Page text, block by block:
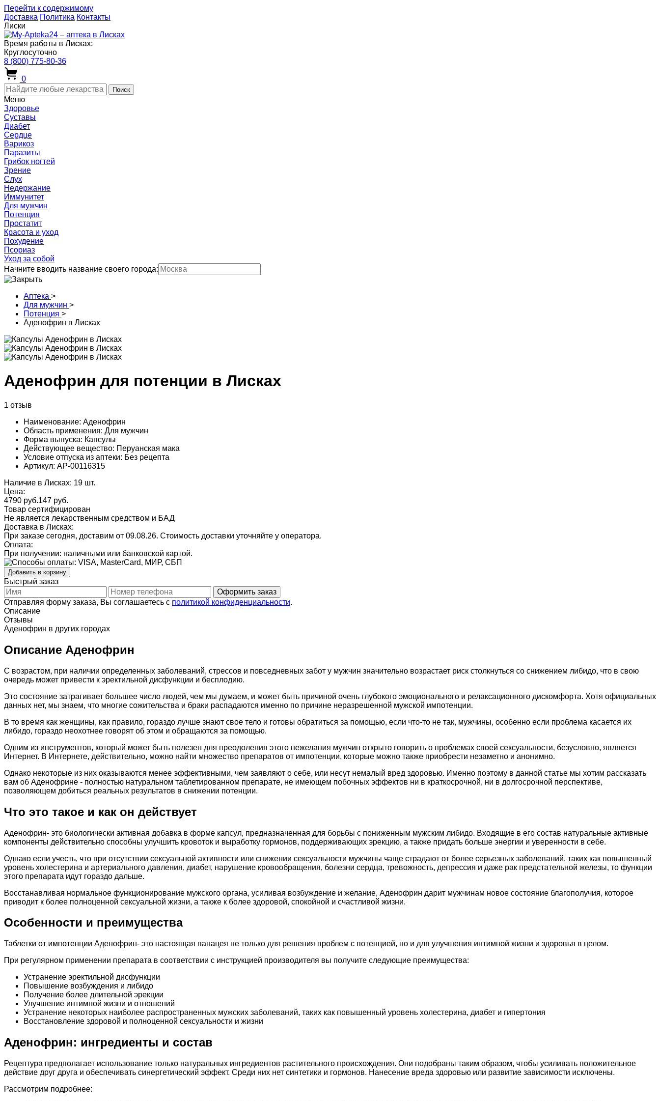
Перейти к содержимому
Доставка Политика Контакты
Лиски
Время работы в Лисках:
Круглосуточно
8 (800) 775-80-36
0
Поиск
Меню
Здоровье
Суставы
Диабет
Сердце
Варикоз
Паразиты
Грибок ногтей
Зрение
Слух
Недержание
Иммунитет
Для мужчин
Потенция
Простатит
Красота и уход
Похудение
Псориаз
Уход за собой
Начните вводить название своего города:
Аптека >
Для мужчин >
Потенция >
Аденофрин в Лисках
Аденофрин для потенции в Лисках
1 отзыв
Наименование: Аденофрин
Область применения: Для мужчин
Форма выпуска: Капсулы
Действующее вещество: Перуанская мака
Условие отпуска из аптеки: Без рецепта
Артикул: AP-00116315
Наличие в Лисках: 19 шт.
Цена:
4790 руб.147 руб.
Товар сертифицирован
Не является лекарственным средством и БАД
Доставка в Лисках:
При заказе сегодня, доставим от 09.08.26. Стоимость доставки уточняйте у оператора.
Оплата:
При получении: наличными или банковской картой.
Добавить в корзину
Быстрый заказ
Отправляя форму заказа, Вы соглашаетесь с политикой конфиденциальности.
Описание
Отзывы
Аденофрин в других городах
Описание Аденофрин
С возрастом, при наличии определенных заболеваний, стрессов и повседневных забот у мужчин значительно возрастает риск столкнуться со снижением либидо, что в свою
очередь может привести к эректильной дисфункции и бесплодию.
Это состояние затрагивает большее число людей, чем мы думаем, и может быть причиной очень глубокого эмоционального и релаксационного дискомфорта. Хотя официальных
данных нет, мы знаем, что многие сожительства и браки распадаются именно по причине неразрешенной мужской импотенции.
В то время как женщины, как правило, гораздо лучше знают свое тело и готовы обратиться за помощью, если что-то не так, мужчины, особенно если проблема касается их
либидо, гораздо неохотнее говорят об этом и обращаются за помощью.
Одним из инструментов, который может быть полезен для преодоления этого нежелания мужчин открыто говорить о проблемах своей сексуальности, безусловно, является
Интернет. В Интернете, действительно, можно найти множество препаратов от импотенции, которые можно также приобрести незаметно и анонимно.
Однако некоторые из них оказываются менее эффективными, чем заявляют о себе, или несут немалый вред здоровью. Именно поэтому в данной статье мы хотим рассказать
вам об Аденофрине - полностью натуральном таблетированном препарате, не имеющем побочных эффектов ни в краткосрочной, ни в долгосрочной перспективе,
позволяющем добиться реальных результатов в снижении потенции.
Что это такое и как он действует
Аденофрин- это биологически активная добавка в форме капсул, предназначенная для борьбы с пониженным мужским либидо. Входящие в его состав натуральные активные
компоненты действительно способны улучшить кровоток и выработку гормонов, поддерживающих эрекцию, а также придать больше энергии и уверенности в себе.
Однако если учесть, что при отсутствии сексуальной активности или снижении сексуальности мужчины чаще страдают от более серьезных заболеваний, таких как повышенный
уровень холестерина и артериального давления, диабет, нарушение кровообращения, болезни сердца, тревожность, депрессия и даже рак предстательной железы, то функции
этого препарата идут гораздо дальше.
Восстанавливая нормальное функционирование мужского органа, усиливая возбуждение и желание, Аденофрин дарит мужчинам новое состояние благополучия, которое
приводит к более полноценной сексуальной жизни, а также к более здоровой, спокойной и счастливой жизни.
Особенности и преимущества
Таблетки от импотенции Аденофрин- это настоящая панацея не только для решения проблем с потенцией, но и для улучшения интимной жизни и здоровья в целом.
При регулярном применении препарата в соответствии с инструкцией производителя вы получите следующие преимущества:
Устранение эректильной дисфункции
Повышение возбуждения и либидо
Получение более длительной эрекции
Улучшение интимной жизни и отношений
Устранение некоторых наиболее распространенных мужских заболеваний, таких как повышенный уровень холестерина, диабет и гипертония
Восстановление здоровой и полноценной сексуальности и жизни
Аденофрин: ингредиенты и состав
Рецептура предполагает использование только натуральных ингредиентов растительного происхождения. Они подобраны таким образом, чтобы усиливать положительное
действие друг друга и обеспечивать синергетический эффект. Среди них нет синтетики и гормонов. Нанесение вреда здоровью или развитие зависимости исключены.
Рассмотрим подробнее: